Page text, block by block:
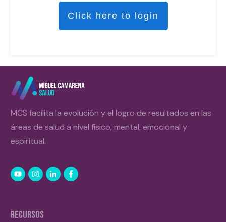
Click here to login
MCS facilita la evolución y el logro de resultados en las
áreas de salud a nivel físico, mental, emocional y
espiritual.
RECURSOS